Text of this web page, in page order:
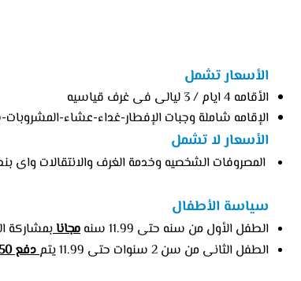
الأسعار تشمل
الأقامه 4 ايام / 3 ليالى فى غرف قياسيه
الإقامه شاملة وجبات الإفطار-غداء-عشاء-
الأسعار لا تشمل
المصروفات الشخصيه وخدمة الغرف والانتقالات واى
سياسة الأطفال
الطفل الأول من سنه حتى 11.99 سنه مجانابمشاركة
الطفل الثانى من سن 2 سنوات حتى 11.99 يتم
دفع 50%